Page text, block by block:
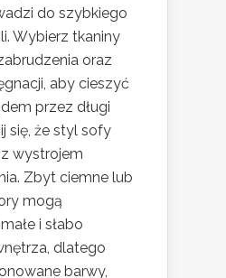
do szybkiego
Wybierz tkaniny
oraz
aby cieszyć
przez długi
się, że styl sofy
wystrojem
Zbyt ciemne lub
mogą
i słabo
dlatego
barwy,